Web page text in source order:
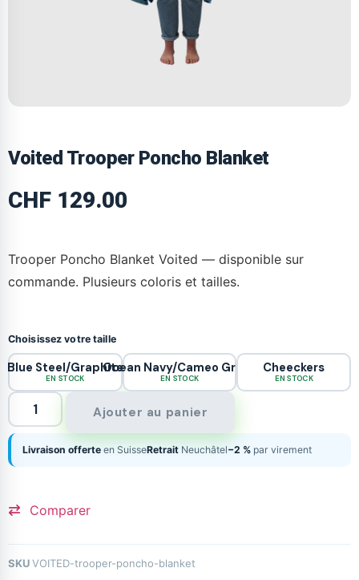
Voited Trooper Poncho Blanket
CHF 129.00
Trooper Poncho Blanket Voited — disponible sur
commande. Plusieurs coloris et tailles.
Choisissez votre taille
Blue Steel/Graphite
EN STOCK
Ocean Navy/Cameo Green
EN STOCK
Cheeckers
EN STOCK
Ajouter au panier
Livraison offerte en SuisseRetrait Neuchâtel−2 % par virement
Comparer
SKUVOITED-trooper-poncho-blanket